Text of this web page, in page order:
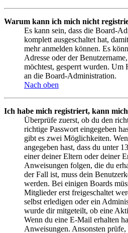
Warum kann ich mich nicht
Es kann sein, dass die Board-
komplett ausgeschaltet hat,
mehr anmelden können. Es
Adresse oder der
möchtest, gesperrt wurden. Um
an die Board-Administration.
Nach oben
Ich habe mich registriert, kann
Überprüfe zuerst, ob du den
richtige Passwort eingegeben
gibt es zwei Möglichkeiten.
angegeben hast, dass du unter
einer deiner Eltern oder deiner
Anweisungen folgen, die du
der Fall ist, muss dein
werden. Bei einigen Boards
Mitglieder erst freigeschaltet
selbst erledigen oder ein
wurde dir mitgeteilt, ob eine
Wenn du eine E-Mail erhalten
Anweisungen. Ansonsten